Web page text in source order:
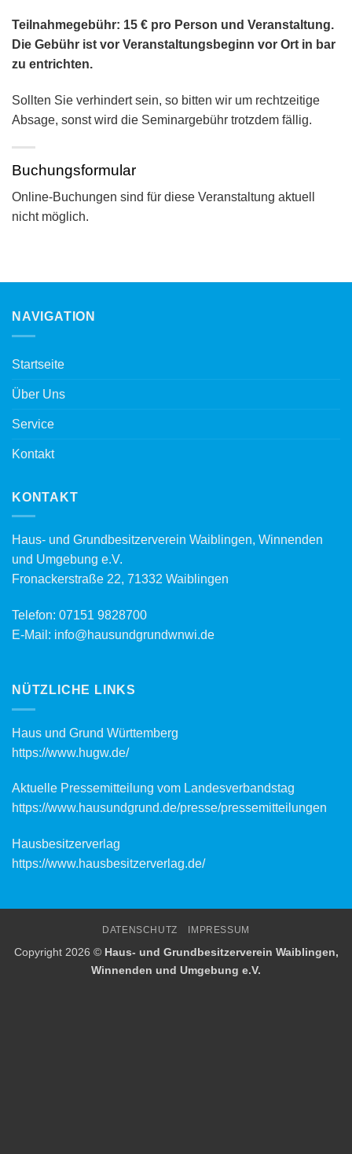
Teilnahmegebühr: 15 € pro Person und Veranstaltung.
Die Gebühr ist vor Veranstaltungsbeginn vor Ort in bar
zu entrichten.
Sollten Sie verhindert sein, so bitten wir um rechtzeitige
Absage, sonst wird die Seminargebühr trotzdem fällig.
Buchungsformular
Online-Buchungen sind für diese Veranstaltung aktuell
nicht möglich.
NAVIGATION
Startseite
Über Uns
Service
Kontakt
KONTAKT
Haus- und Grundbesitzerverein Waiblingen, Winnenden
und Umgebung e.V.
Fronackerstraße 22, 71332 Waiblingen
Telefon: 07151 9828700
E-Mail: info@hausundgrundwnwi.de
NÜTZLICHE LINKS
Haus und Grund Württemberg
https://www.hugw.de/
Aktuelle Pressemitteilung vom Landesverbandstag
https://www.hausundgrund.de/presse/pressemitteilungen
Hausbesitzerverlag
https://www.hausbesitzerverlag.de/
DATENSCHUTZ IMPRESSUM
Copyright 2026 © Haus- und Grundbesitzerverein Waiblingen,
Winnenden und Umgebung e.V.